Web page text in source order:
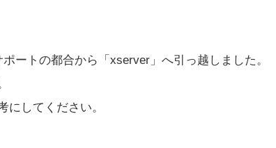
ポートの都合から「xserver」へ引っ越しました。
にしてください。